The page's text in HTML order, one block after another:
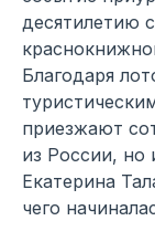
десятилетию
Благодаря
приезжают
из России, но
Екатерина
чего